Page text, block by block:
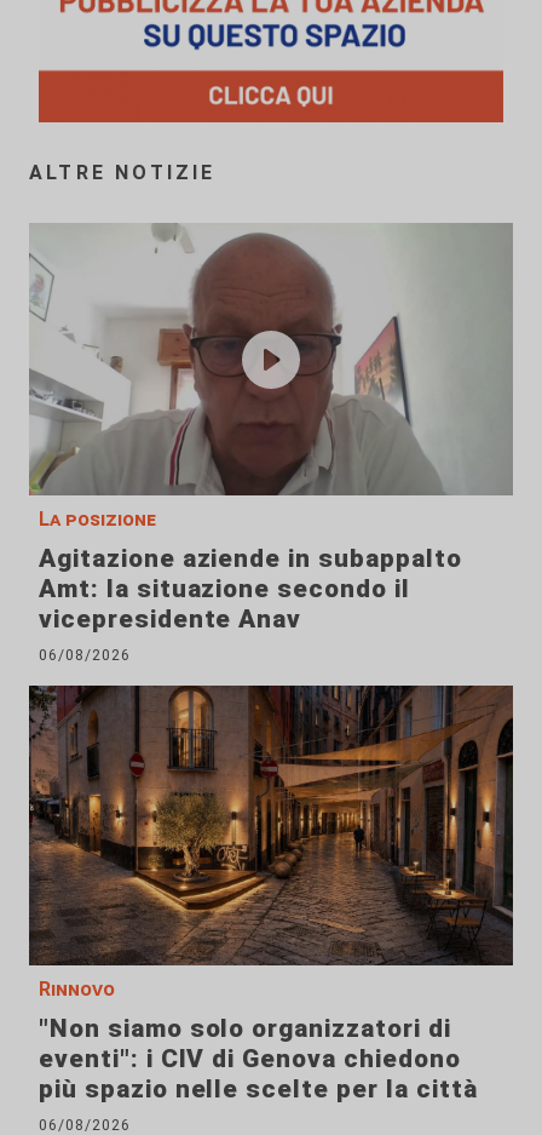
ALTRE NOTIZIE
La posizione
Agitazione aziende in subappalto
Amt: la situazione secondo il
vicepresidente Anav
06/08/2026
Rinnovo
"Non siamo solo organizzatori di
eventi": i CIV di Genova chiedono
più spazio nelle scelte per la città
06/08/2026